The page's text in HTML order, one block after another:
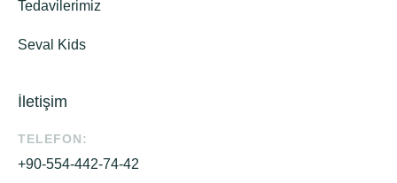
Tedavilerimiz
Seval Kids
İletişim
TELEFON:
+90-554-442-74-42